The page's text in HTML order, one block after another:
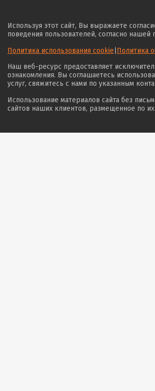
Используя этот сайт, Вы выражаете
поведения пользователей, согласно
Политика использования cookie Политика
Наш веб-ресурс предоставляет
ознакомления. Вы соглашаетесь
услуг, свяжитесь с нами по указанным
Использование материалов сайта без
сайтов наших клиентов, размещенное по